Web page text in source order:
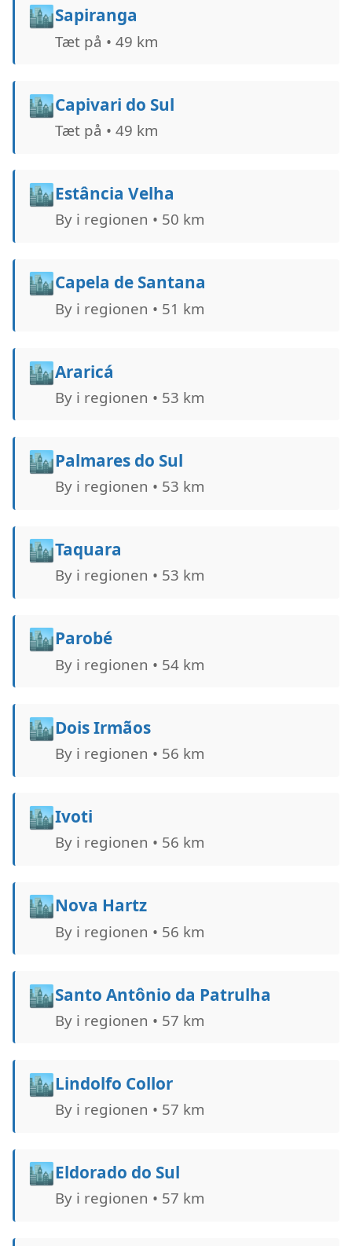
🏙️Sapiranga
Tæt på • 49 km
🏙️Capivari do Sul
Tæt på • 49 km
🏙️Estância Velha
By i regionen • 50 km
🏙️Capela de Santana
By i regionen • 51 km
🏙️Araricá
By i regionen • 53 km
🏙️Palmares do Sul
By i regionen • 53 km
🏙️Taquara
By i regionen • 53 km
🏙️Parobé
By i regionen • 54 km
🏙️Dois Irmãos
By i regionen • 56 km
🏙️Ivoti
By i regionen • 56 km
🏙️Nova Hartz
By i regionen • 56 km
🏙️Santo Antônio da Patrulha
By i regionen • 57 km
🏙️Lindolfo Collor
By i regionen • 57 km
🏙️Eldorado do Sul
By i regionen • 57 km